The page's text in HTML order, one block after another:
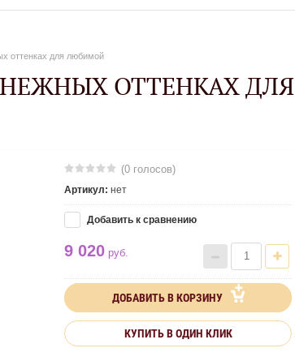
оттенках для любимой
ОТТЕНКАХ ДЛЯ
(0 голосов)
Артикул: нет
Добавить к сравнению
9 020 руб.
ДОБАВИТЬ В КОРЗИНУ
КУПИТЬ В ОДИН КЛИК